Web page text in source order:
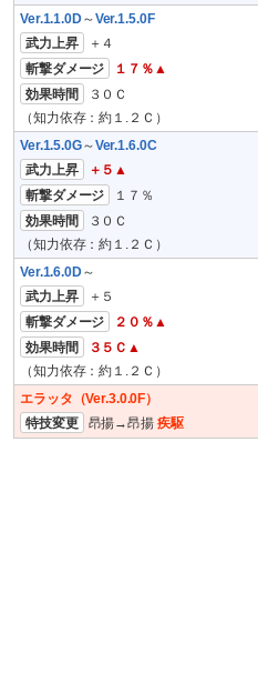
Ver.1.1.0D～Ver.1.5.0F
武力上昇
＋４
斬撃ダメージ
１７％▲
効果時間
３０Ｃ
（知力依存：約１.２Ｃ）
Ver.1.5.0G～Ver.1.6.0C
武力上昇
＋５▲
斬撃ダメージ
１７％
効果時間
３０Ｃ
（知力依存：約１.２Ｃ）
Ver.1.6.0D～
武力上昇
＋５
斬撃ダメージ
２０％▲
効果時間
３５Ｃ▲
（知力依存：約１.２Ｃ）
エラッタ（Ver.3.0.0F）
特技変更
昂揚→昂揚 疾駆